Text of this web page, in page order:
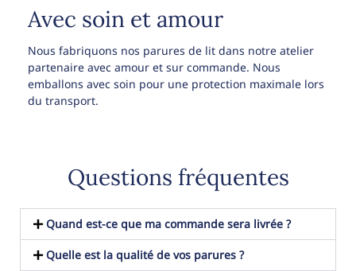
Avec soin et amour
Nous fabriquons nos parures de lit dans notre atelier
partenaire avec amour et sur commande. Nous
emballons avec soin pour une protection maximale lors
du transport.
Questions fréquentes
Quand est-ce que ma commande sera livrée ?
Quelle est la qualité de vos parures ?